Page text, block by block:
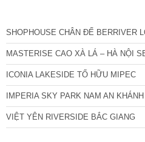
SHOPHOUSE CHÂN ĐẾ BERRIVER
MASTERISE CAO XÀ LÁ – HÀ NỘI
ICONIA LAKESIDE TỐ HỮU MIPEC
IMPERIA SKY PARK NAM AN KHÁNH
VIỆT YÊN RIVERSIDE BẮC GIANG